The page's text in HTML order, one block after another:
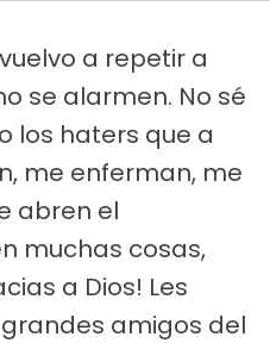
a repetir a
se alarmen. No sé
los haters que a
me enferman, me
abren el
muchas cosas,
a Dios! Les
amigos del